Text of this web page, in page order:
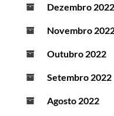
Dezembro 2022
Novembro
Outubro 2022
Setembro 2022
Agosto 2022